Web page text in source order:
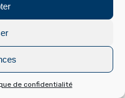
de confidentialité